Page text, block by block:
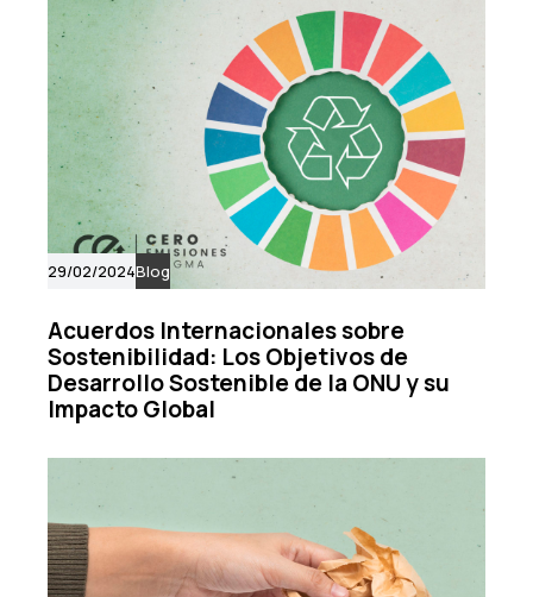
29/02/2024Blog
Acuerdos Internacionales sobre
Sostenibilidad: Los Objetivos de
Desarrollo Sostenible de la ONU y su
Impacto Global